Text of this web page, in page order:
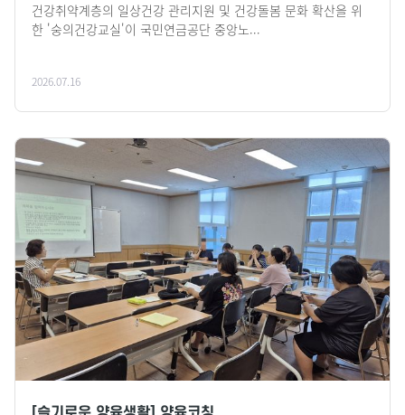
건강취약계층의 일상건강 관리지원 및 건강돌봄 문화 확산을 위
한 '숭의건강교실'이 국민연금공단 중앙노...
2026.07.16